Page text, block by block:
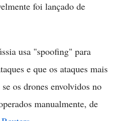
foi lançado de
usa "spoofing" para
e que os ataques mais
os drones envolvidos no
manualmente, de